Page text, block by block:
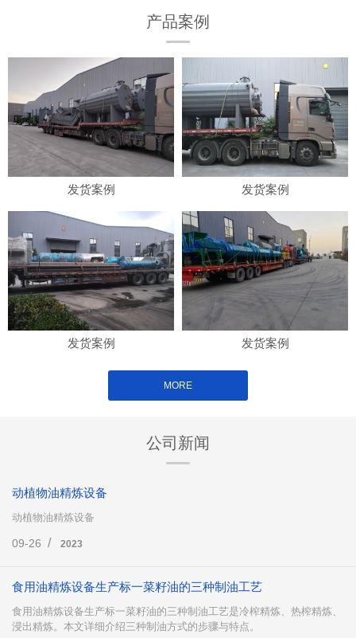
产品案例
发货案例 发货案例
发货案例 发货案例
MORE
公司新闻
动植物油精炼设备
动植物油精炼设备
09-26 / 2023
食用油精炼设备生产标一菜籽油的三种制油工艺
食用油精炼设备生产标一菜籽油的三种制油工艺是冷榨精炼、热榨精炼、
浸出精炼。本文详细介绍三种制油方式的步骤与特点。